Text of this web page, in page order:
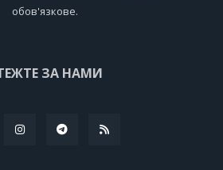
обов'язкове.
ЗА НАМИ